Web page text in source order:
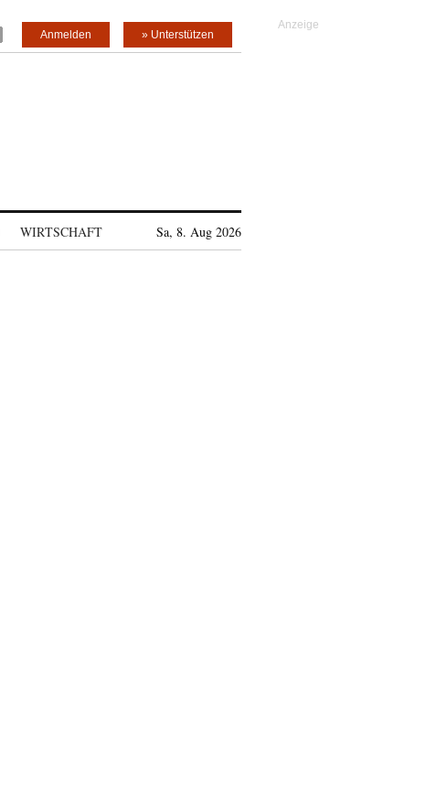
» Unterstützen
Anmelden
WIRTSCHAFT Sa, 8. Aug 2026